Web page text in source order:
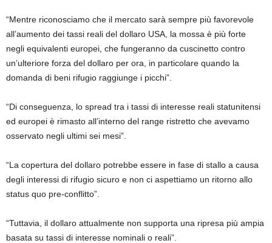
“Mentre riconosciamo che il mercato sarà sempre più favorevole
all’aumento dei tassi reali del dollaro USA, la mossa è più forte
negli equivalenti europei, che fungeranno da cuscinetto contro
un’ulteriore forza del dollaro per ora, in particolare quando la
domanda di beni rifugio raggiunge i picchi”.
“Di conseguenza, lo spread tra i tassi di interesse reali statunitensi
ed europei è rimasto all’interno del range ristretto che avevamo
osservato negli ultimi sei mesi”.
“La copertura del dollaro potrebbe essere in fase di stallo a causa
degli interessi di rifugio sicuro e non ci aspettiamo un ritorno allo
status quo pre-conflitto”.
“Tuttavia, il dollaro attualmente non supporta una ripresa più ampia
basata su tassi di interesse nominali o reali”.